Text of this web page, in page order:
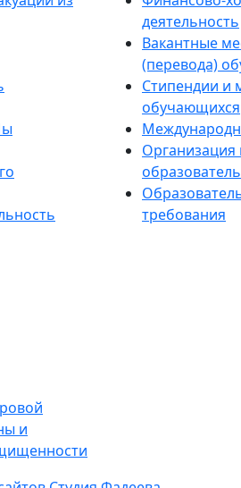
и
деятельность
Вакантные
(перевода)
Стипендии и
обучающихся
Организация
требования